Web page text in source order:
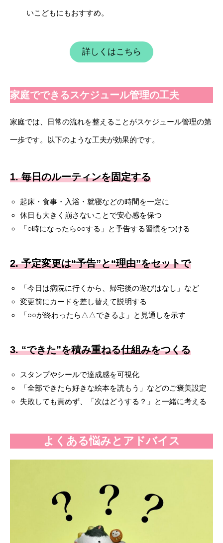
いこどもにもおすすめ。
詳しくはこちら
家庭でできるスケジュール管理の工夫
家庭では、日常の流れを整えることがスケジュール管理の第
一歩です。以下のような工夫が効果的です。
1. 毎日のルーティンを固定する
起床・食事・入浴・就寝などの時間を一定に
休日も大きく崩さないことで安心感を保つ
「○時になったら○○する」と予告する習慣をつける
2. 予定変更は“予告”と“理由”をセットで
「今日は病院に行くから、帰宅後の遊びはなし」など
変更前にカードを差し替えて説明する
「○○が終わったら△△できるよ」と見通しを示す
3. “できた”を積み重ねる仕組みをつくる
スタンプやシールで達成感を可視化
「全部できたら好きな絵本を読もう」などのご褒美設定
失敗しても責めず、「次はどうする？」と一緒に考える
よくある悩みとアドバイス